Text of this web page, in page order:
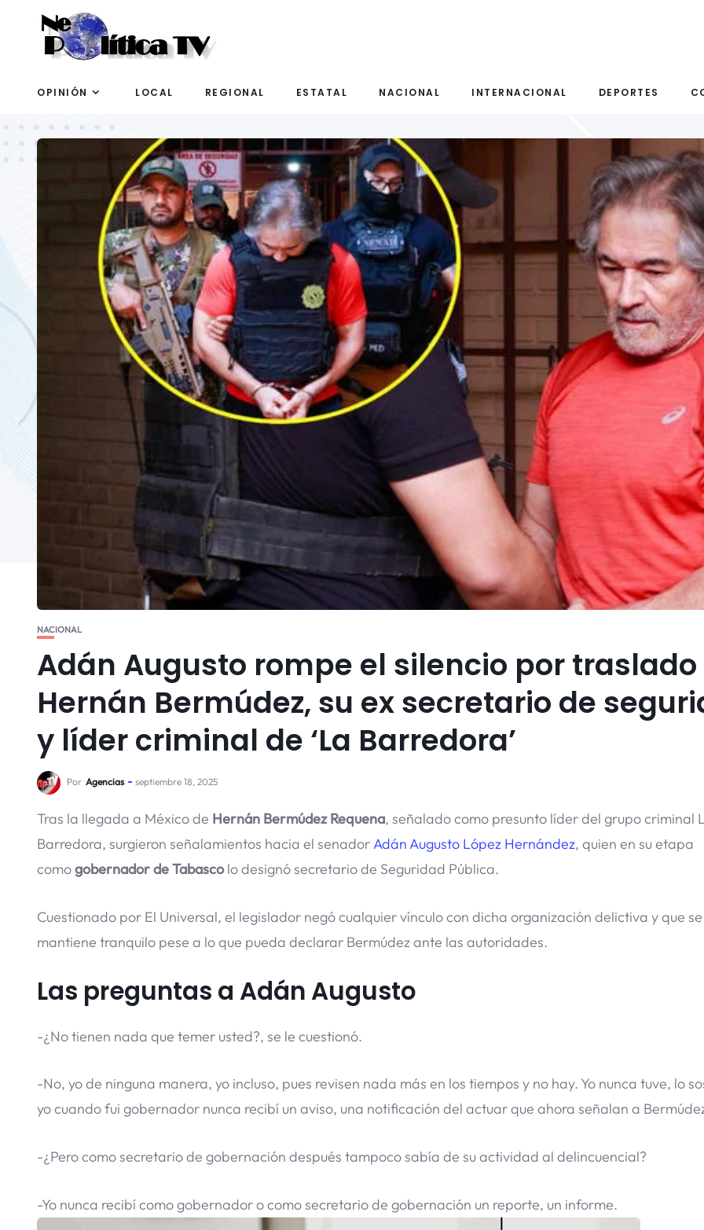
OPINIÓN LOCAL REGIONAL ESTATAL NACIONAL INTERNACIONAL DEPORTES
NACIONAL
Adán Augusto rompe el silencio por traslado
Hernán Bermúdez, su ex secretario de
y líder criminal de ‘La Barredora’
Por Agencias septiembre 18, 2025
Tras la llegada a México de Hernán Bermúdez Requena, señalado como presunto líder del grupo criminal
Barredora, surgieron señalamientos hacia el senadorAdán Augusto López Hernández, quien en su etapa
comogobernador de Tabascolo designó secretario de Seguridad Pública.
Cuestionado por El Universal, el legislador negó cualquier vínculo con dicha organización delictiva y que se
mantiene tranquilo pese a lo que pueda declarar Bermúdez ante las autoridades.
Las preguntas a Adán Augusto
-¿No tienen nada que temer usted?, se le cuestionó.
-No, yo de ninguna manera, yo incluso, pues revisen nada más en los tiempos y no hay. Yo nunca tuve, lo
yo cuando fui gobernador nunca recibí un aviso, una notificación del actuar que ahora señalan a
-¿Pero como secretario de gobernación después tampoco sabía de su actividad al delincuencial?
-Yo nunca recibí como gobernador o como secretario de gobernación un reporte, un informe.